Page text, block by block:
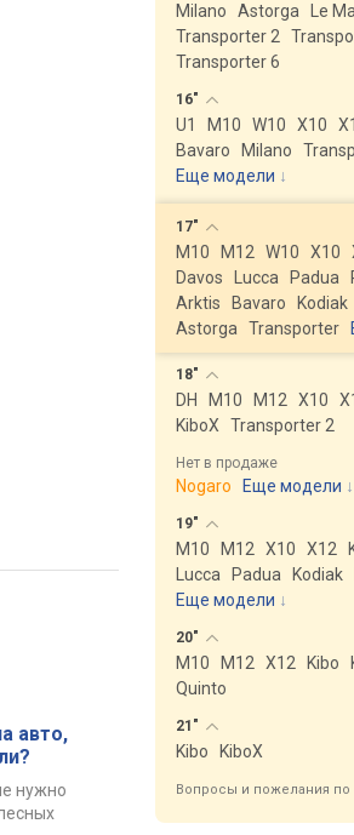
авто,
нужно
Milano
Astorga Le
Transporter 2
Transporter 6
16"
U1 M10 W10 X10
Bavaro
Milano
Еще модели ↓
17"
M10 M12 W10 X10
Davos
Lucca Padua
Arktis
Bavaro Kodiak
Astorga
Transporter
18"
DH M10 M12 X10
KiboX
Transporter 2
Нет в продаже
Nogaro Еще модели ↓
19"
M10 M12 X10 X12
Lucca
Padua Kodiak
Еще модели ↓
20"
M10 M12 X12 Kibo
Quinto
21"
Kibo KiboX
Вопросы и пожелания